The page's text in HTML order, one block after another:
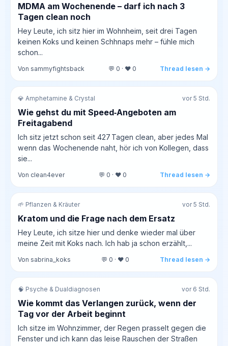
MDMA am Wochenende – darf ich nach 3
Tagen clean noch
Hey Leute, ich sitz hier im Wohnheim, seit drei Tagen
keinen Koks und keinen Schhnaps mehr – fühle mich
schon...
Von sammyfightsback 💬 0 · ❤️ 0 Thread lesen →
💎 Amphetamine & Crystal vor 5 Std.
Wie gehst du mit Speed‑Angeboten am
Freitagabend
Ich sitz jetzt schon seit 427 Tagen clean, aber jedes Mal
wenn das Wochenende naht, hör ich von Kollegen, dass
sie...
Von clean4ever 💬 0 · ❤️ 0 Thread lesen →
🌱 Pflanzen & Kräuter vor 5 Std.
Kratom und die Frage nach dem Ersatz
Hey Leute, ich sitze hier und denke wieder mal über
meine Zeit mit Koks nach. Ich hab ja schon erzählt,...
Von sabrina_koks 💬 0 · ❤️ 0 Thread lesen →
🧠 Psyche & Dualdiagnosen vor 6 Std.
Wie kommt das Verlangen zurück, wenn der
Tag vor der Arbeit beginnt
Ich sitze im Wohnzimmer, der Regen prasselt gegen die
Fenster und ich kann das leise Rauschen der Straßen